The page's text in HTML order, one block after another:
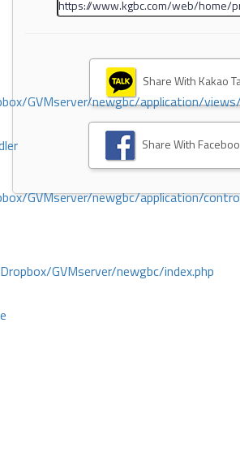
GVMserver/newgbc/application/
GVMserver/newgbc/application/
GVMserver/newgbc/index.php
Share With Kakao
Share With